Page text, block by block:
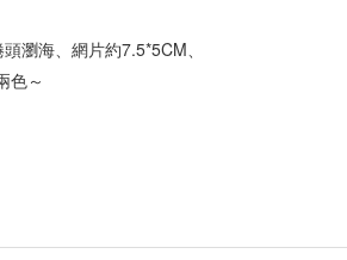
瀏海、網片約7.5*5CM、
色～